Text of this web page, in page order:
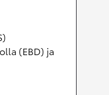
(EBD) ja